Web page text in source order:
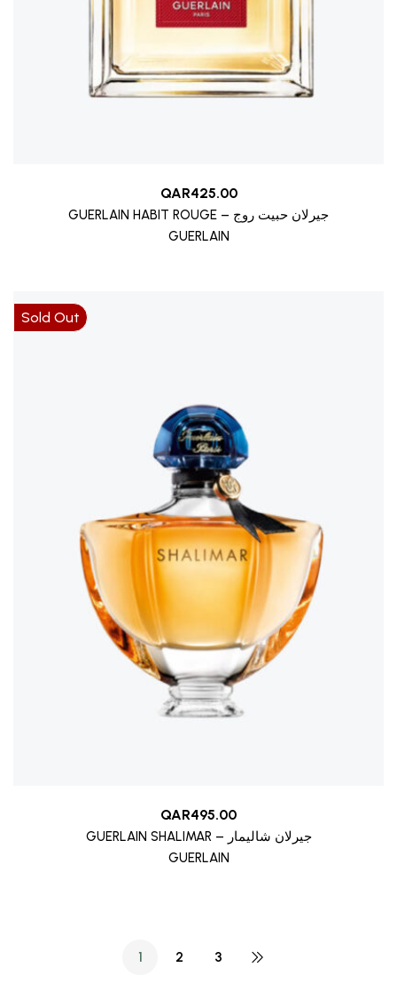
QAR425.00
GUERLAIN HABIT ROUGE – جيرلان حبيت روج
GUERLAIN
Sold Out
QAR495.00
GUERLAIN SHALIMAR – جيرلان شاليمار
GUERLAIN
1 2 3